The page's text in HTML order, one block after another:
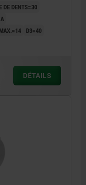
DE DENTS=30
D3=40
DÉTAILS